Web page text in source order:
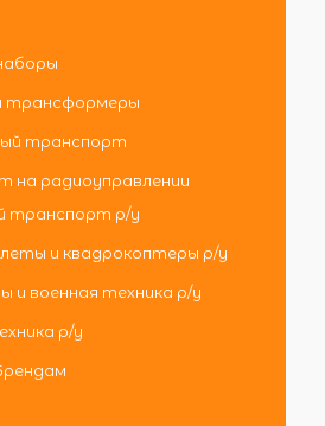
трансформеры
транспорт
на радиоуправлении
транспорт р/у
и квадрокоптеры р/у
и военная техника р/у
р/у